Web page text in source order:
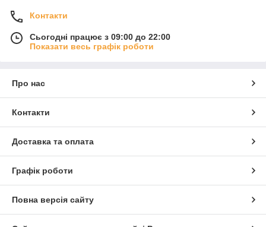
Контакти
Сьогодні працює з 09:00 до 22:00
Показати весь графік роботи
Про нас
Контакти
Доставка та оплата
Графік роботи
Повна версія сайту